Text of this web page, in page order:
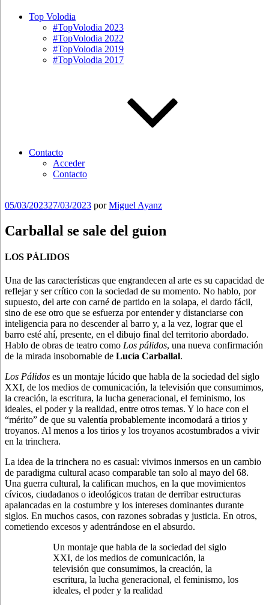
Top Volodia
#TopVolodia 2023
#TopVolodia 2022
#TopVolodia 2019
#TopVolodia 2017
Contacto
Acceder
Contacto
Publicado
05/03/202327/03/2023 porMiguel Ayanz
Carballal se sale del guion
LOS PÁLIDOS
Una de las características que engrandecen al arte es su capacidad de
reflejar y ser crítico con la sociedad de su momento. No hablo, por
supuesto, del arte con carné de partido en la solapa, el dardo fácil,
sino de ese otro que se esfuerza por entender y distanciarse con
inteligencia para no descender al barro y, a la vez, lograr que el
barro esté ahí, presente, en el dibujo final del territorio abordado.
Hablo de obras de teatro como Los pálidos, una nueva confirmación
de la mirada insobornable de Lucía Carballal.
Los Pálidos es un montaje lúcido que habla de la sociedad del siglo
XXI, de los medios de comunicación, la televisión que consumimos,
la creación, la escritura, la lucha generacional, el feminismo, los
ideales, el poder y la realidad, entre otros temas. Y lo hace con el
“mérito” de que su valentía probablemente incomodará a tirios y
troyanos. Al menos a los tirios y los troyanos acostumbrados a vivir
en la trinchera.
La idea de la trinchera no es casual: vivimos inmersos en un cambio
de paradigma cultural acaso comparable tan solo al mayo del 68.
Una guerra cultural, la califican muchos, en la que movimientos
cívicos, ciudadanos o ideológicos tratan de derribar estructuras
apalancadas en la costumbre y los intereses dominantes durante
siglos. En muchos casos, con razones sobradas y justicia. En otros,
cometiendo excesos y adentrándose en el absurdo.
Un montaje que habla de la sociedad del siglo
XXI, de los medios de comunicación, la
televisión que consumimos, la creación, la
escritura, la lucha generacional, el feminismo, los
ideales, el poder y la realidad